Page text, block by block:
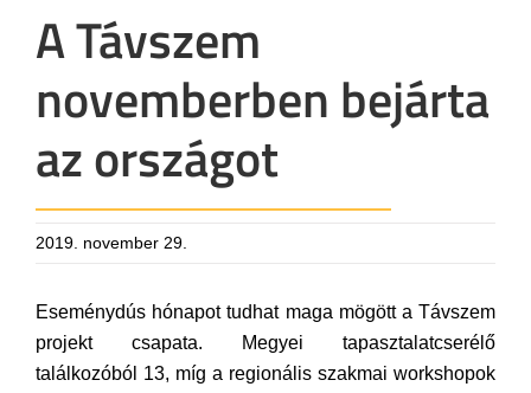
A Távszem
novemberben bejárta
az országot
2019. november 29.
Eseménydús hónapot tudhat maga mögött a Távszem
projekt csapata. Megyei tapasztalatcserélő
találkozóból 13, míg a regionális szakmai workshopok